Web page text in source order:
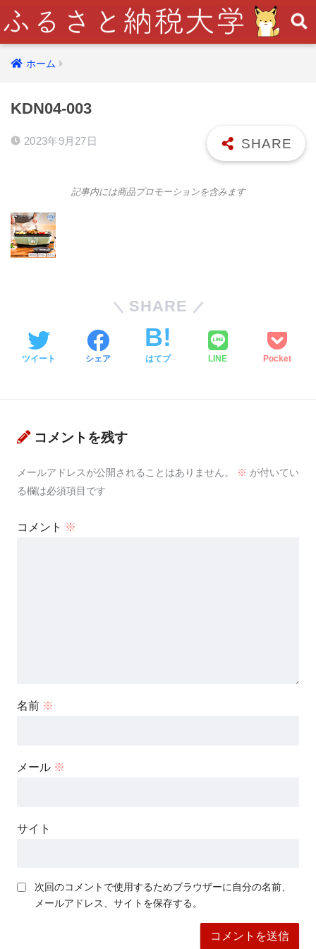
ホーム
KDN04-003
2023年9月27日
記事内には商品プロモーションを含みます
SHARE
ツイート シェア はてブ LINE Pocket
コメントを残す
メールアドレスが公開されることはありません。 ※ が付いてい
る欄は必須項目です
コメント ※
名前 ※
メール ※
サイト
次回のコメントで使用するためブラウザーに自分の名前、
メールアドレス、サイトを保存する。